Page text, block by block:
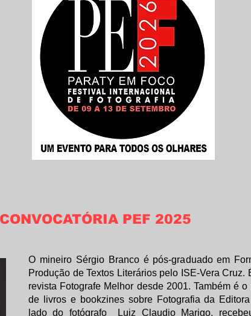
CONVOCATÓRIA PEF 2025
O mineiro Sérgio Branco é pós-graduado em
Produção de Textos Literários pelo ISE-Vera Cruz.
revista Fotografe Melhor desde 2001. Também é
de livros e bookzines sobre Fotografia da
lado do fotógrafo Luiz Claudio Marigo,